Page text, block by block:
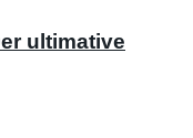
ultimative